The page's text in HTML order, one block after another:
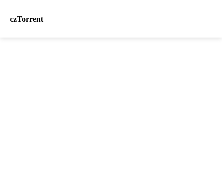
czTorrent